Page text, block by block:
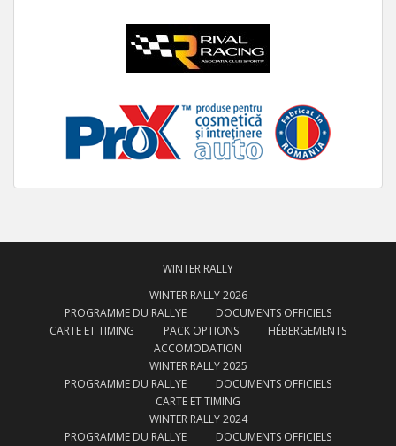
WINTER RALLY
WINTER RALLY 2026
PROGRAMME DU RALLYE
DOCUMENTS OFFICIELS
CARTE ET TIMING
PACK OPTIONS
HÉBERGEMENTS
ACCOMODATION
WINTER RALLY 2025
PROGRAMME DU RALLYE
DOCUMENTS OFFICIELS
CARTE ET TIMING
WINTER RALLY 2024
PROGRAMME DU RALLYE
DOCUMENTS OFFICIELS